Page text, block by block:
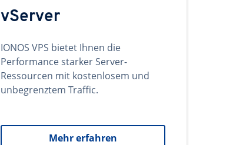
vServer
IONOS VPS bietet Ihnen die
Performance starker Server-
Ressourcen mit kostenlosem und
unbegrenztem Traffic.
Mehr erfahren